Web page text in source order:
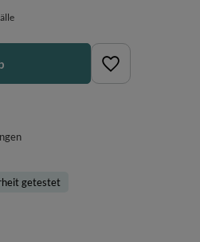
getestet